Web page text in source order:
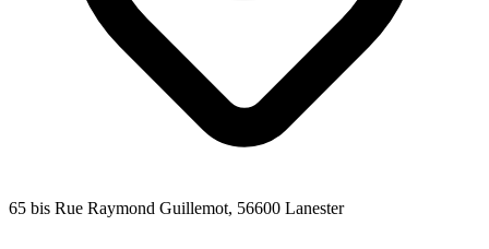
65 bis Rue Raymond Guillemot, 56600 Lanester